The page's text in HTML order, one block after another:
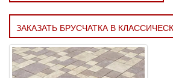
ЗАКАЗАТЬ БРУСЧАТКА В